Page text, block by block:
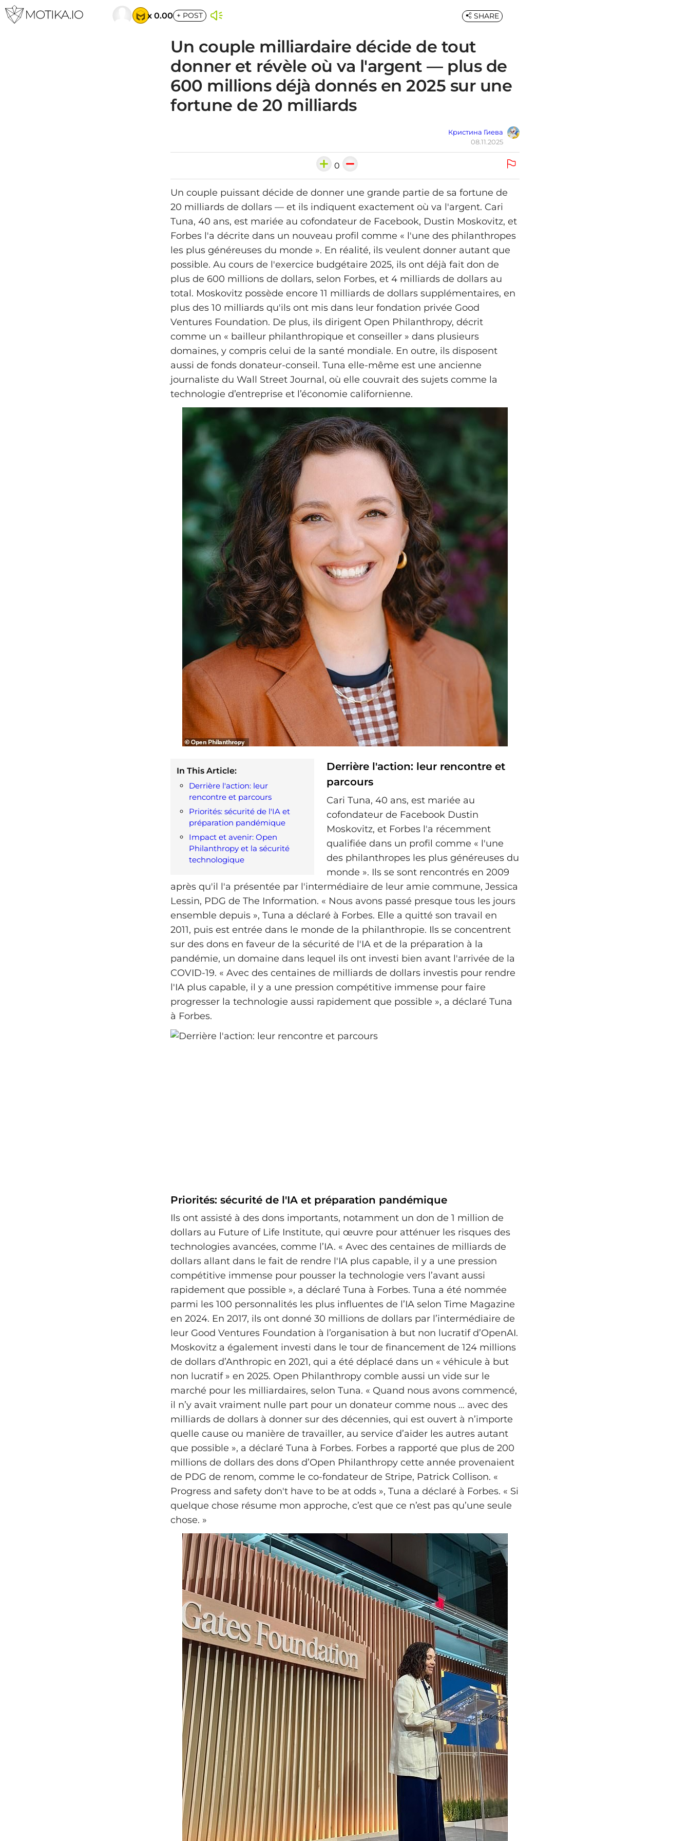
x 0.00 + POST
Un couple milliardaire décide de tout
donner et révèle où va l'argent — plus de
600 millions déjà donnés en 2025 sur une
fortune de 20 milliards
Кристина Гиева
08.11.2025
SHARE
0
Un couple puissant décide de donner une grande partie de sa fortune de
20 milliards de dollars — et ils indiquent exactement où va l'argent. Cari
Tuna, 40 ans, est mariée au cofondateur de Facebook, Dustin Moskovitz, et
Forbes l'a décrite dans un nouveau profil comme « l'une des philanthropes
les plus généreuses du monde ». En réalité, ils veulent donner autant que
possible. Au cours de l'exercice budgétaire 2025, ils ont déjà fait don de
plus de 600 millions de dollars, selon Forbes, et 4 milliards de dollars au
total. Moskovitz possède encore 11 milliards de dollars supplémentaires, en
plus des 10 milliards qu'ils ont mis dans leur fondation privée Good
Ventures Foundation. De plus, ils dirigent Open Philanthropy, décrit
comme un « bailleur philanthropique et conseiller » dans plusieurs
domaines, y compris celui de la santé mondiale. En outre, ils disposent
aussi de fonds donateur-conseil. Tuna elle-même est une ancienne
journaliste du Wall Street Journal, où elle couvrait des sujets comme la
technologie d’entreprise et l’économie californienne.
In This Article:
Derrière l'action: leur
rencontre et parcours
Priorités: sécurité de l'IA et
préparation pandémique
Impact et avenir: Open
Philanthropy et la sécurité
technologique
Derrière l'action: leur rencontre et
parcours
Cari Tuna, 40 ans, est mariée au
cofondateur de Facebook Dustin
Moskovitz, et Forbes l'a récemment
qualifiée dans un profil comme « l'une
des philanthropes les plus généreuses du
monde ». Ils se sont rencontrés en 2009
après qu'il l'a présentée par l'intermédiaire de leur amie commune, Jessica
Lessin, PDG de The Information. « Nous avons passé presque tous les jours
ensemble depuis », Tuna a déclaré à Forbes. Elle a quitté son travail en
2011, puis est entrée dans le monde de la philanthropie. Ils se concentrent
sur des dons en faveur de la sécurité de l'IA et de la préparation à la
pandémie, un domaine dans lequel ils ont investi bien avant l'arrivée de la
COVID-19. « Avec des centaines de milliards de dollars investis pour rendre
l'IA plus capable, il y a une pression compétitive immense pour faire
progresser la technologie aussi rapidement que possible », a déclaré Tuna
à Forbes.
Priorités: sécurité de l'IA et préparation pandémique
Ils ont assisté à des dons importants, notamment un don de 1 million de
dollars au Future of Life Institute, qui œuvre pour atténuer les risques des
technologies avancées, comme l’IA. « Avec des centaines de milliards de
dollars allant dans le fait de rendre l'IA plus capable, il y a une pression
compétitive immense pour pousser la technologie vers l’avant aussi
rapidement que possible », a déclaré Tuna à Forbes. Tuna a été nommée
parmi les 100 personnalités les plus influentes de l’IA selon Time Magazine
en 2024. En 2017, ils ont donné 30 millions de dollars par l’intermédiaire de
leur Good Ventures Foundation à l’organisation à but non lucratif d’OpenAI.
Moskovitz a également investi dans le tour de financement de 124 millions
de dollars d’Anthropic en 2021, qui a été déplacé dans un « véhicule à but
non lucratif » en 2025. Open Philanthropy comble aussi un vide sur le
marché pour les milliardaires, selon Tuna. « Quand nous avons commencé,
il n’y avait vraiment nulle part pour un donateur comme nous … avec des
milliards de dollars à donner sur des décennies, qui est ouvert à n’importe
quelle cause ou manière de travailler, au service d’aider les autres autant
que possible », a déclaré Tuna à Forbes. Forbes a rapporté que plus de 200
millions de dollars des dons d’Open Philanthropy cette année provenaient
de PDG de renom, comme le co-fondateur de Stripe, Patrick Collison. «
Progress and safety don't have to be at odds », Tuna a déclaré à Forbes. « Si
quelque chose résume mon approche, c’est que ce n’est pas qu’une seule
chose. »